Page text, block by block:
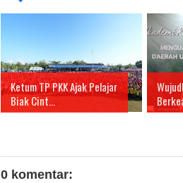
Ketum TP PKK Ajak Pelajar
Biak Cint...
0 komentar: